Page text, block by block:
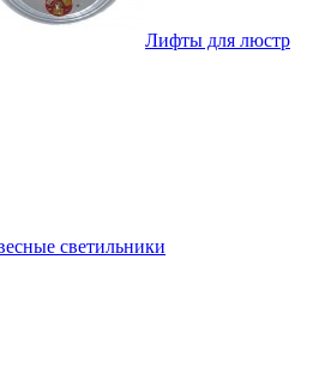
Лифты для люстр
светильники